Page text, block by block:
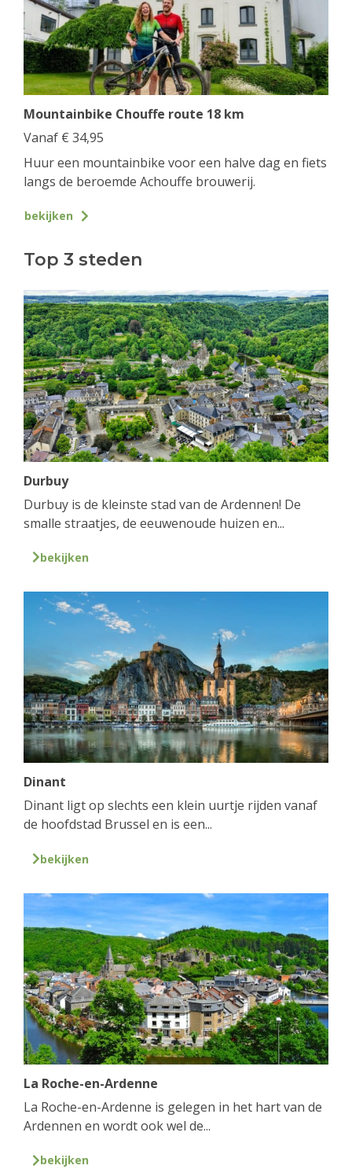
Mountainbike Chouffe route 18 km
Vanaf € 34,95
Huur een mountainbike voor een halve dag en fiets
langs de beroemde Achouffe brouwerij.
bekijken
Top 3 steden
Durbuy
Durbuy is de kleinste stad van de Ardennen! De
smalle straatjes, de eeuwenoude huizen en...
bekijken
Dinant
Dinant ligt op slechts een klein uurtje rijden vanaf
de hoofdstad Brussel en is een...
bekijken
La Roche-en-Ardenne
La Roche-en-Ardenne is gelegen in het hart van de
Ardennen en wordt ook wel de...
bekijken